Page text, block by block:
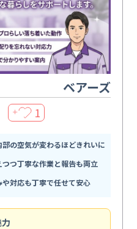
ベアーズ
＋ 1
の空気が変わるほどきれいに
つ丁寧な作業と報告も両立
対応も丁寧で任せて安心